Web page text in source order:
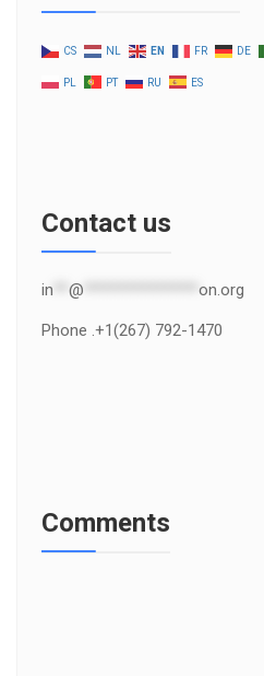
CS NL EN FR DE
PL PT RU ES
Contact us
in @ on.org
Phone .+1(267) 792-1470
Comments